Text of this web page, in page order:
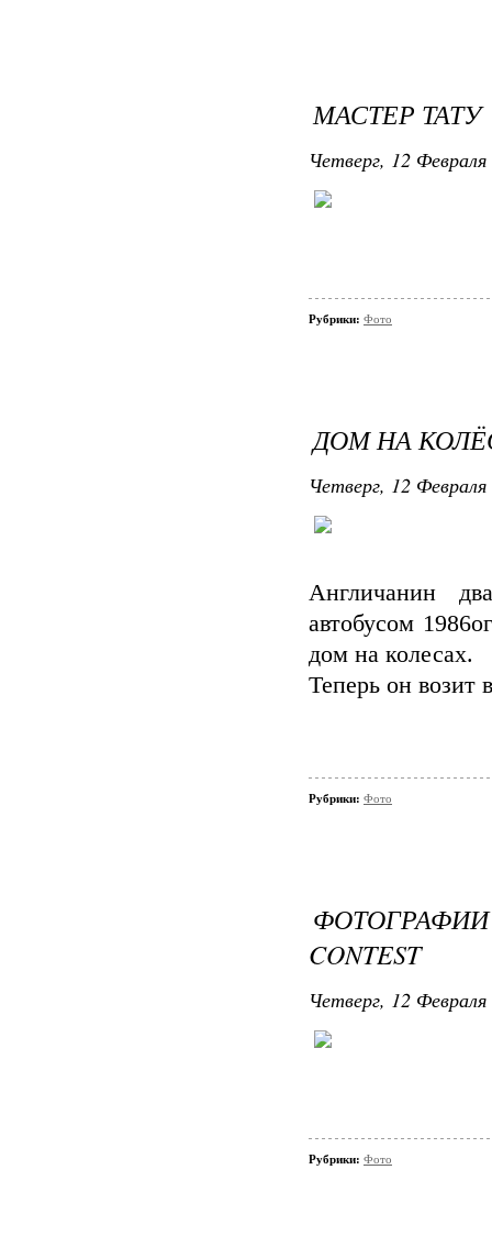
МАСТЕР ТАТУ
Четверг, 12
Рубрики: Фото
ДОМ НА
Четверг, 12
Англичанин
автобусом
дом на колесах.
Теперь он возит
Рубрики: Фото
ФОТОГРАФИИ
CONTEST
Четверг, 12
Рубрики: Фото